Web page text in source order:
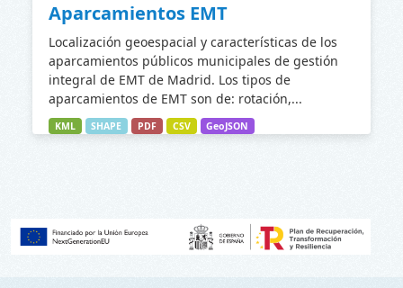
Aparcamientos EMT
Localización geoespacial y características de los
aparcamientos públicos municipales de gestión
integral de EMT de Madrid. Los tipos de
aparcamientos de EMT son de: rotación,...
KML SHAPE PDF CSV GeoJSON